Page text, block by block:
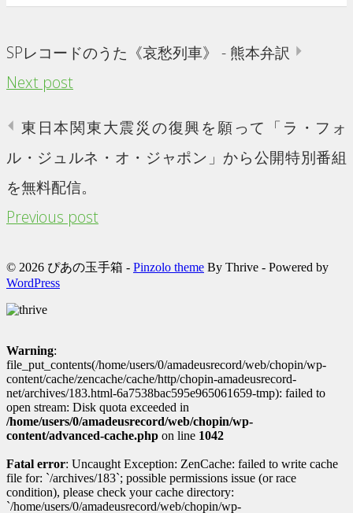
SPレコードのうた《哀愁列車》 - 熊本弁訳
Next post
東日本関東大震災の復興を願って「ラ・フォ
ル・ジュルネ・オ・ジャポン」から公開特別番組
を無料配信。
Previous post
© 2026 ぴあの玉手箱 - Pinzolo theme By Thrive - Powered by
WordPress
Warning:
file_put_contents(/home/users/0/amadeusrecord/web/chopin/wp-
content/cache/zencache/cache/http/chopin-amadeusrecord-
net/archives/183.html-6a7538bac595e965061659-tmp): failed to
open stream: Disk quota exceeded in
/home/users/0/amadeusrecord/web/chopin/wp-
content/advanced-cache.php on line 1042
Fatal error: Uncaught Exception: ZenCache: failed to write cache
file for: `/archives/183`; possible permissions issue (or race
condition), please check your cache directory:
`/home/users/0/amadeusrecord/web/chopin/wp-